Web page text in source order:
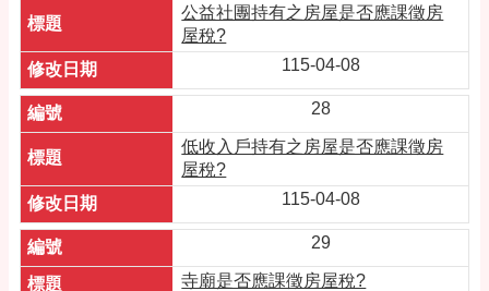
公益社團持有之房屋是否應課徵房
屋稅?
115-04-08
28
低收入戶持有之房屋是否應課徵房
屋稅?
115-04-08
29
寺廟是否應課徵房屋稅?